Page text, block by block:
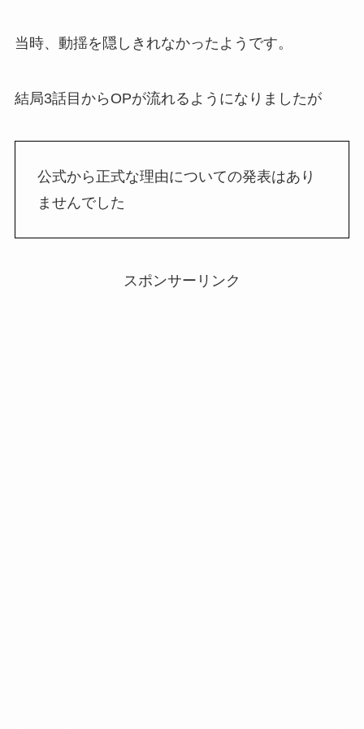
当時、動揺を隠しきれなかったようです。
結局3話目からOPが流れるようになりましたが
公式から正式な理由についての発表はあり
ませんでした
スポンサーリンク